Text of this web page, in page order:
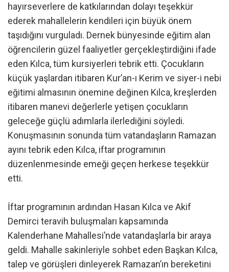
hayırseverlere de katkılarından dolayı teşekkür
ederek mahallelerin kendileri için büyük önem
taşıdığını vurguladı. Dernek bünyesinde eğitim alan
öğrencilerin güzel faaliyetler gerçekleştirdiğini ifade
eden Kılca, tüm kursiyerleri tebrik etti. Çocukların
küçük yaşlardan itibaren Kur’an-ı Kerim ve siyer-i nebi
eğitimi almasının önemine değinen Kılca, kreşlerden
itibaren manevi değerlerle yetişen çocukların
geleceğe güçlü adımlarla ilerlediğini söyledi.
Konuşmasının sonunda tüm vatandaşların Ramazan
ayını tebrik eden Kılca, iftar programının
düzenlenmesinde emeği geçen herkese teşekkür
etti.
İftar programının ardından Hasan Kılca ve Akif
Demirci teravih buluşmaları kapsamında
Kalenderhane Mahallesi’nde vatandaşlarla bir araya
geldi. Mahalle sakinleriyle sohbet eden Başkan Kılca,
talep ve görüşleri dinleyerek Ramazan’ın bereketini